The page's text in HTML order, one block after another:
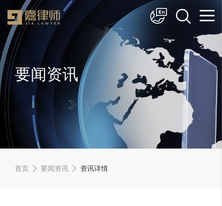
简体中文
English
要闻资讯
首页 要闻资讯 资讯详情